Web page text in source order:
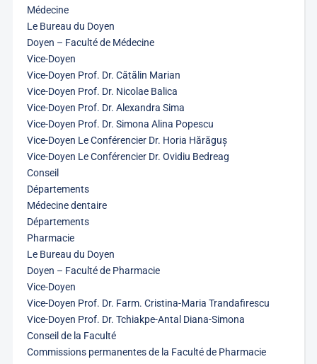
Médecine
Le Bureau du Doyen
Doyen – Faculté de Médecine
Vice-Doyen
Vice-Doyen Prof. Dr. Cătălin Marian
Vice-Doyen Prof. Dr. Nicolae Balica
Vice-Doyen Prof. Dr. Alexandra Sima
Vice-Doyen Prof. Dr. Simona Alina Popescu
Vice-Doyen Le Conférencier Dr. Horia Hărăguș
Vice-Doyen Le Conférencier Dr. Ovidiu Bedreag
Conseil
Départements
Médecine dentaire
Départements
Pharmacie
Le Bureau du Doyen
Doyen – Faculté de Pharmacie
Vice-Doyen
Vice-Doyen Prof. Dr. Farm. Cristina-Maria Trandafirescu
Vice-Doyen Prof. Dr. Tchiakpe-Antal Diana-Simona
Conseil de la Faculté
Commissions permanentes de la Faculté de Pharmacie